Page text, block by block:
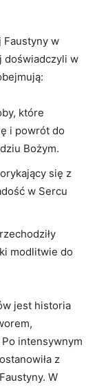
Faustyny w
doświadczyli ⁤w
które
⁢i powrót do
Bożym.
⁢się z
w Sercu
modlitwie do
jest historia
Po intensywnym
z
W